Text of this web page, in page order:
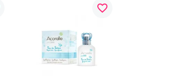
favorite_border